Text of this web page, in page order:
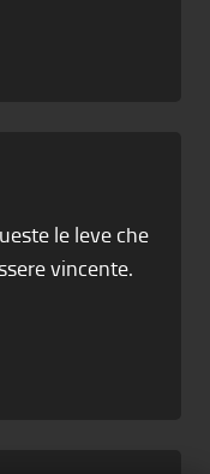
le leve che
vincente.